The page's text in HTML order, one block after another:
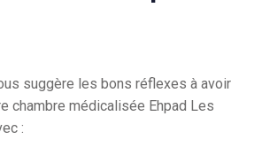
suggère les bons réflexes à avoir
chambre médicalisée Ehpad Les
: